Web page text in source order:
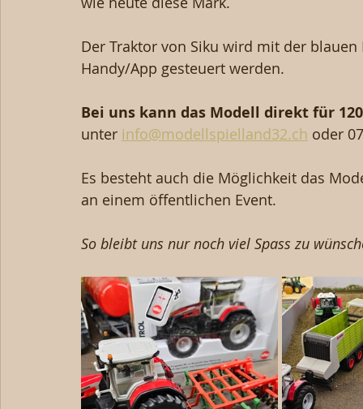
Der Traktor von Siku wird mit der
Handy/App gesteuert werden.
Bei uns kann das Modell direkt für
unter info@modellspielland32.ch oder
Es besteht auch die Möglichkeit das
an einem öffentlichen Event.
So bleibt uns nur noch viel Spass zu